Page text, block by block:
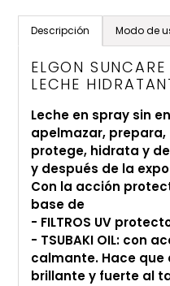
de
compra
Descripción Modo de
ELGON
LECHE
Leche en spray sin
apelmazar, prepara,
protege, hidrata y
y después de la
Con la acción
base de
- FILTROS UV
- TSUBAKI OIL: con
calmante. Hace que
brillante y fuerte al